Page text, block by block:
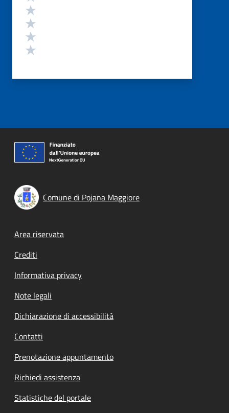
Comune di Pojana Maggiore
Footer menu
Area riservata
Crediti
Informativa privacy
Note legali
Dichiarazione di accessibilità
Contatti
Prenotazione appuntamento
Richiedi assistenza
Statistiche del portale